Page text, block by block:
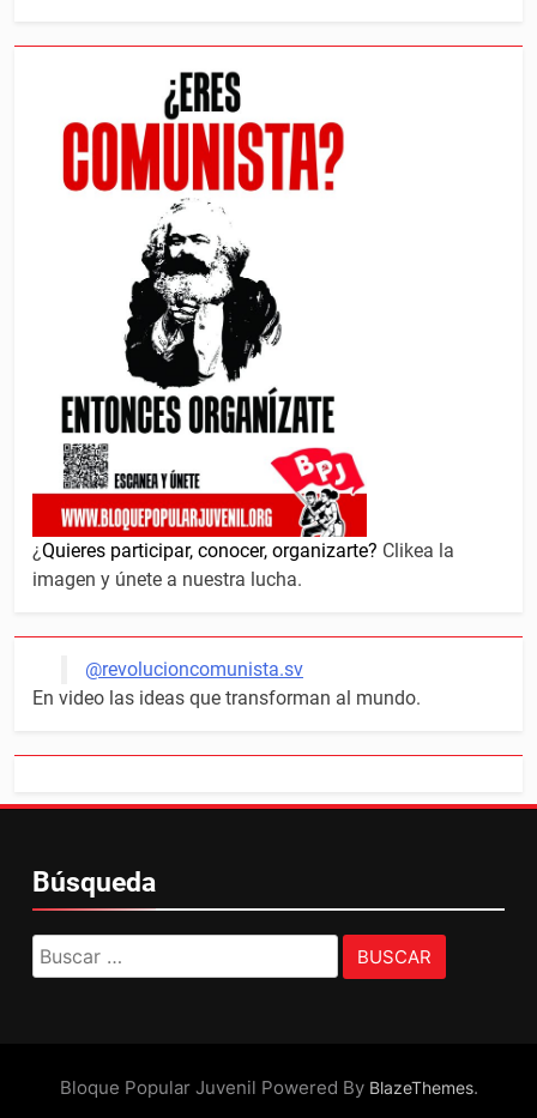
¿Quieres participar, conocer, organizarte? Clikea la
imagen y únete a nuestra lucha.
@revolucioncomunista.sv
En video las ideas que transforman al mundo.
Búsqueda
Buscar:
Bloque Popular Juvenil Powered By BlazeThemes.